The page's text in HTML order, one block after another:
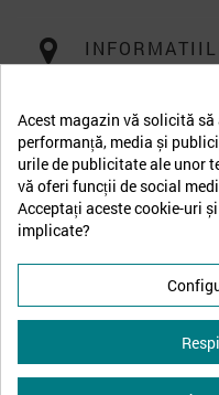
Acest magazin vă solicită
performanță, media și
urile de publicitate ale unor
vă oferi funcții de social
Acceptați aceste cookie-uri
implicate?